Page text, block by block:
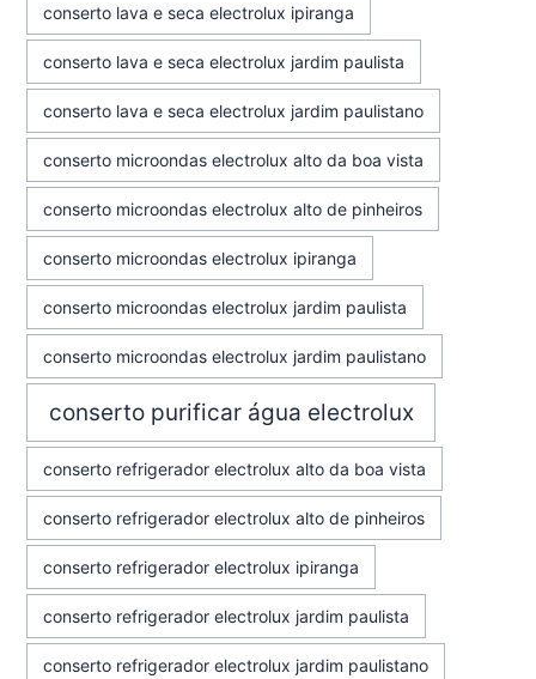
conserto lava e seca electrolux ipiranga
conserto lava e seca electrolux jardim paulista
conserto lava e seca electrolux jardim paulistano
conserto microondas electrolux alto da boa vista
conserto microondas electrolux alto de pinheiros
conserto microondas electrolux ipiranga
conserto microondas electrolux jardim paulista
conserto microondas electrolux jardim paulistano
conserto purificar água electrolux
conserto refrigerador electrolux alto da boa vista
conserto refrigerador electrolux alto de pinheiros
conserto refrigerador electrolux ipiranga
conserto refrigerador electrolux jardim paulista
conserto refrigerador electrolux jardim paulistano